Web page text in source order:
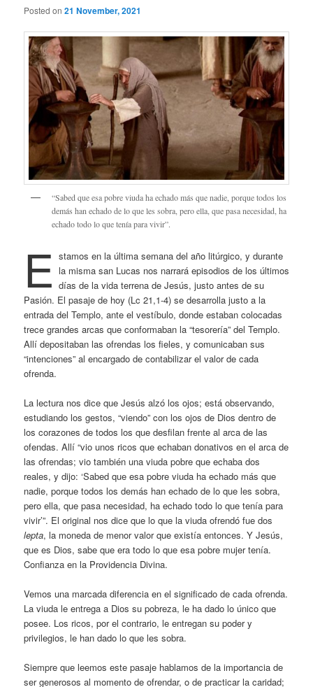
Posted on21 November, 2021
“Sabed que esa pobre viuda ha echado más que nadie, porque todos los
demás han echado de lo que les sobra, pero ella, que pasa necesidad, ha
echado todo lo que tenía para vivir”.
E stamos en la última semana del año litúrgico, y durante
la misma san Lucas nos narrará episodios de los últimos
días de la vida terrena de Jesús, justo antes de su
Pasión. El pasaje de hoy (Lc 21,1-4) se desarrolla justo a la
entrada del Templo, ante el vestíbulo, donde estaban colocadas
trece grandes arcas que conformaban la “tesorería” del Templo.
Allí depositaban las ofrendas los fieles, y comunicaban sus
“intenciones” al encargado de contabilizar el valor de cada
ofrenda.
La lectura nos dice que Jesús alzó los ojos; está observando,
estudiando los gestos, “viendo” con los ojos de Dios dentro de
los corazones de todos los que desfilan frente al arca de las
ofendas. Allí “vio unos ricos que echaban donativos en el arca de
las ofrendas; vio también una viuda pobre que echaba dos
reales, y dijo: ‘Sabed que esa pobre viuda ha echado más que
nadie, porque todos los demás han echado de lo que les sobra,
pero ella, que pasa necesidad, ha echado todo lo que tenía para
vivir’”. El original nos dice que lo que la viuda ofrendó fue dos
lepta, la moneda de menor valor que existía entonces. Y Jesús,
que es Dios, sabe que era todo lo que esa pobre mujer tenía.
Confianza en la Providencia Divina.
Vemos una marcada diferencia en el significado de cada ofrenda.
La viuda le entrega a Dios su pobreza, le ha dado lo único que
posee. Los ricos, por el contrario, le entregan su poder y
privilegios, le han dado lo que les sobra.
Siempre que leemos este pasaje hablamos de la importancia de
ser generosos al momento de ofrendar, o de practicar la caridad;